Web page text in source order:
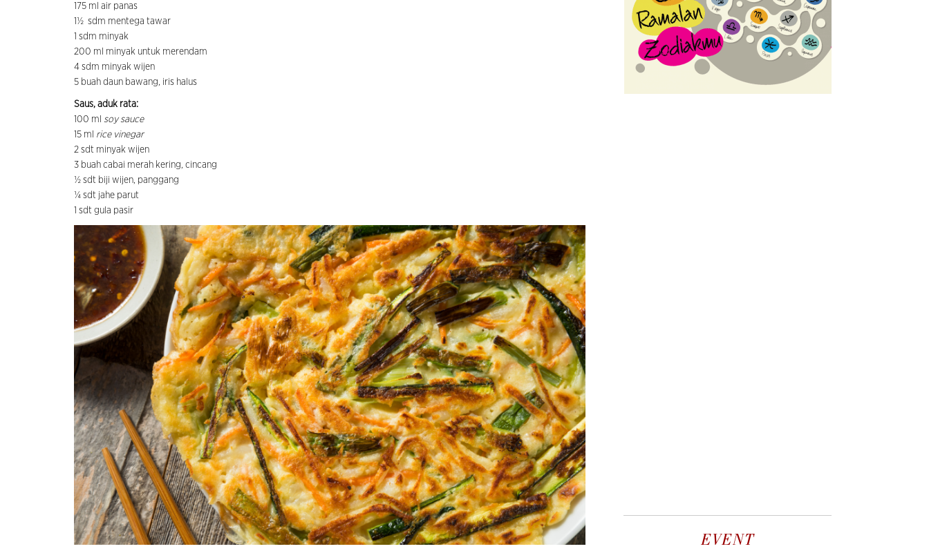
175 ml air panas
1½ sdm mentega tawar
1 sdm minyak
200 ml minyak untuk merendam
4 sdm minyak wijen
5 buah daun bawang, iris halus
Saus, aduk rata:
100 ml soy sauce
15 ml rice vinegar
2 sdt minyak wijen
3 buah cabai merah kering, cincang
½ sdt biji wijen, panggang
¼ sdt jahe parut
1 sdt gula pasir
EVENT